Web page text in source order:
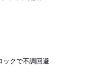
ックで不調回避